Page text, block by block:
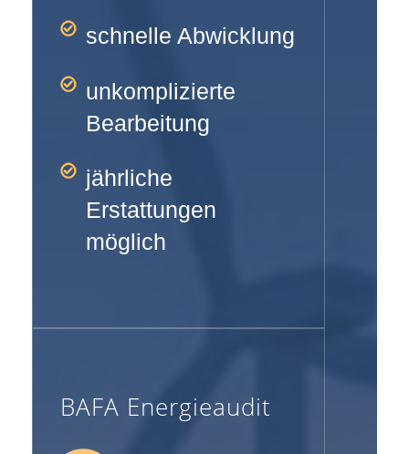
schnelle Abwicklung
unkomplizierte
Bearbeitung
jährliche
Erstattungen
möglich
BAFA Energieaudit